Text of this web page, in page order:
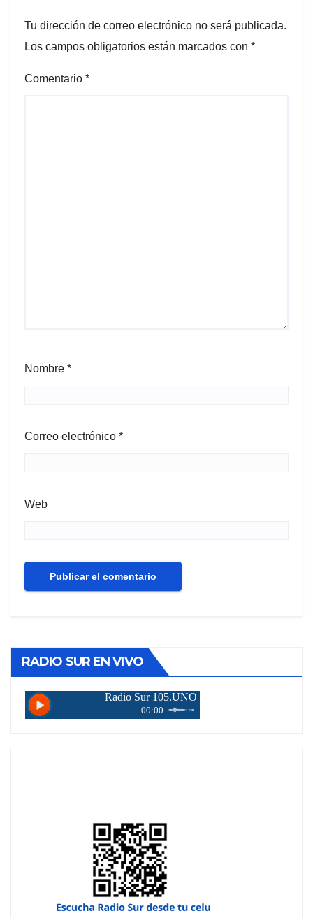
Tu dirección de correo electrónico no será publicada.
Los campos obligatorios están marcados con *
Comentario *
Nombre *
Correo electrónico *
Web
RADIO SUR EN VIVO